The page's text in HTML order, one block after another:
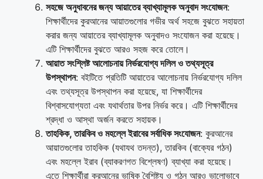
সহজে অনুধাবনের জন্য আয়াতের ব্যাখ্যামূলক অনুবাদ সংযোজন:
শিক্ষার্থীদের কুরআনের আয়াতগুলোর গভীর অর্থ সহজে বুঝতে সহায়তা
করার জন্য আয়াতের ব্যাখ্যামূলক অনুবাদও সংযোজন করা হয়েছে।
এটি শিক্ষার্থীদের বুঝতে আরও সহজ করে তোলে।
আয়াত সংশ্লিষ্ট আলোচনায় নির্ভরযোগ্য দলিল ও তথ্যসূত্র
উপস্থাপন: বইটিতে প্রতিটি আয়াতের আলোচনায় নির্ভরযোগ্য দলিল
এবং তথ্যসূত্র উপস্থাপন করা হয়েছে, যা শিক্ষার্থীদের
বিশ্বাসযোগ্যতা এবং যথার্থতার উপর নির্ভর করে। এটি শিক্ষার্থীদের
শ্রদ্ধা ও আস্থা অর্জন করতে সহায়ক।
তাহকিক, তারকিব ও মহল্লে ইরাবের সর্বাধিক সংযোজন: কুরআনের
আয়াতগুলোর তাহকিক (যথাযথ তদন্ত), তারকিব (বাক্যের গঠন)
এবং মহল্লে ইরাব (ব্যাকরণগত বিশ্লেষণ) ব্যাখ্যা করা হয়েছে।
এতে শিক্ষার্থীরা কুরআনের ভাষিক বৈশিষ্ট্য ও গঠন আরও ভালোভাবে